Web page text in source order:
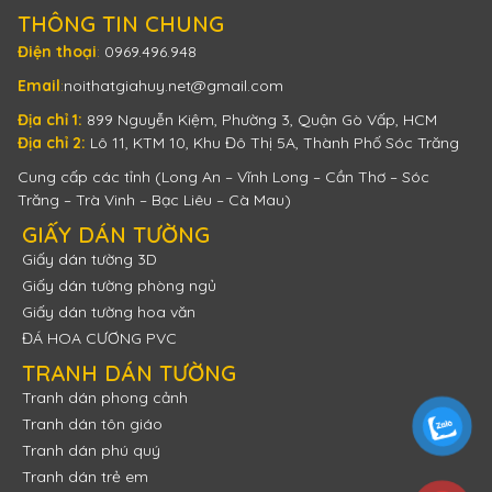
THÔNG TIN CHUNG
Điện thoại: 0969.496.948
Email:noithatgiahuy.net@gmail.com
Địa chỉ 1: 899 Nguyễn Kiệm, Phường 3, Quận Gò Vấp, HCM
Địa chỉ 2: Lô 11, KTM 10, Khu Đô Thị 5A, Thành Phố Sóc Trăng
Cung cấp các tỉnh (Long An – Vĩnh Long – Cần Thơ – Sóc
Trăng – Trà Vinh – Bạc Liêu – Cà Mau)
GIẤY DÁN TƯỜNG
Giấy dán tường 3D
Giấy dán tường phòng ngủ
Giấy dán tường hoa văn
ĐÁ HOA CƯƠNG PVC
TRANH DÁN TƯỜNG
Tranh dán phong cảnh
Tranh dán tôn giáo
Tranh dán phú quý
Tranh dán trẻ em